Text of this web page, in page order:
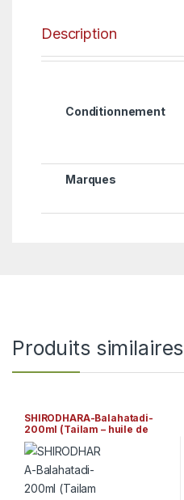
Description
Conditionnement
Marques
Produits similaires
SHIRODHARA-Balahatadi-
200ml (Tailam – huile de
massage ayurvédique) Arya
Vaidya Sala Kottakkal